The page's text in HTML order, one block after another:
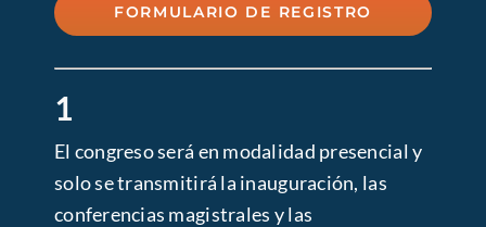
FORMULARIO DE REGISTRO
1
El congreso será en modalidad presencial y
solo se transmitirá la inauguración, las
conferencias magistrales y las